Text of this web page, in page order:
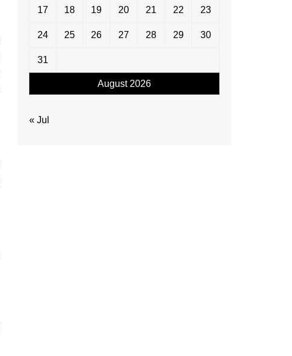
August 2026
17 18 19 20 21 22 23
24 25 26 27 28 29 30
31
« Jul